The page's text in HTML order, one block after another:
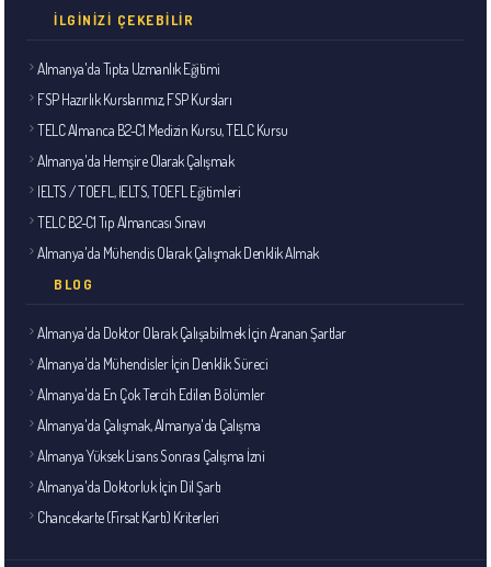
İLGINIZI ÇEKEBILIR
Almanya'da Tıpta Uzmanlık Eğitimi
FSP Hazırlık Kurslarımız, FSP Kursları
TELC Almanca B2-C1 Medizin Kursu, TELC Kursu
Almanya'da Hemşire Olarak Çalışmak
IELTS / TOEFL, IELTS, TOEFL Eğitimleri
TELC B2-C1 Tıp Almancası Sınavı
Almanya'da Mühendis Olarak Çalışmak Denklik Almak
BLOG
Almanya'da Doktor Olarak Çalışabilmek İçin Aranan Şartlar
Almanya'da Mühendisler İçin Denklik Süreci
Almanya'da En Çok Tercih Edilen Bölümler
Almanya'da Çalışmak, Almanya'da Çalışma
Almanya Yüksek Lisans Sonrası Çalışma İzni
Almanya'da Doktorluk İçin Dil Şartı
Chancekarte (Fırsat Kartı) Kriterleri